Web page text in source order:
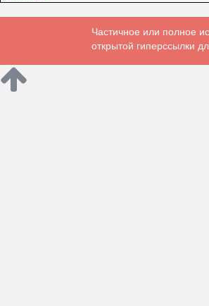
Частичное или полное
открытой гиперссылки